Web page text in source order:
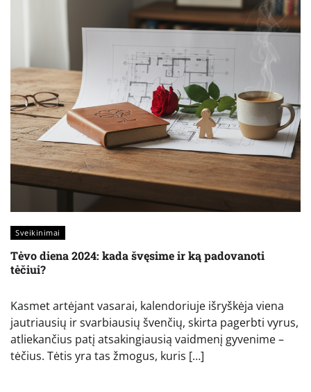
Sveikinimai
Tėvo diena 2024: kada švęsime ir ką padovanoti
tėčiui?
Kasmet artėjant vasarai, kalendoriuje išryškėja viena
jautriausių ir svarbiausių švenčių, skirta pagerbti vyrus,
atliekančius patį atsakingiausią vaidmenį gyvenime –
tėčius. Tėtis yra tas žmogus, kuris […]